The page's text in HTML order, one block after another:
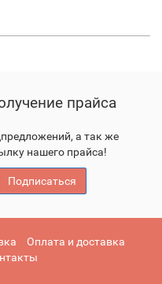
прайса
а так же
нашего прайса!
Подписаться
Оплата и доставка